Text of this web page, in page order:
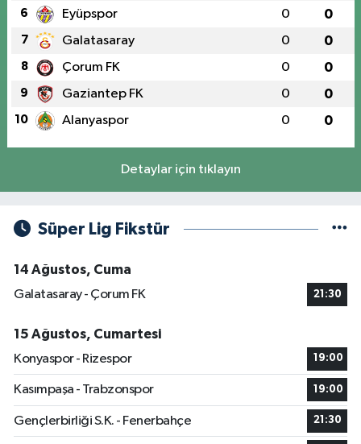
6 Eyüpspor 0 0
7 Galatasaray 0 0
8 Çorum FK 0 0
9 Gaziantep FK 0 0
10 Alanyaspor 0 0
Detaylar için tıklayın
Süper Lig Fikstür
14 Ağustos, Cuma
Galatasaray - Çorum FK
21:30
15 Ağustos, Cumartesi
Konyaspor - Rizespor
19:00
Kasımpaşa - Trabzonspor 19:00
Gençlerbirliği S.K. - Fenerbahçe 21:30